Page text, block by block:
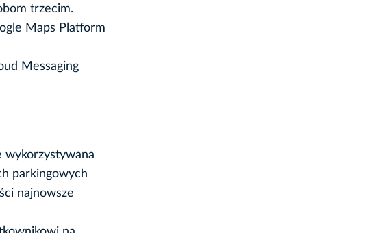
trzecim.
Maps Platform
Messaging
wykorzystywana
parkingowych
najnowsze